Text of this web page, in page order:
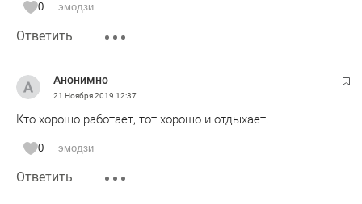
0 эмодзи
Ответить
Анонимно
21 Ноября 2019 12:37
Кто хорошо работает, тот хорошо и отдыхает.
0 эмодзи
Ответить